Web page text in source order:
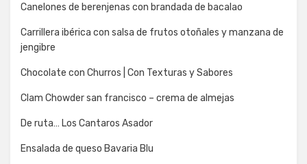
Canelones de berenjenas con brandada de bacalao
Carrillera ibérica con salsa de frutos otoñales y manzana de
jengibre
Chocolate con Churros | Con Texturas y Sabores
Clam Chowder san francisco – crema de almejas
De ruta… Los Cantaros Asador
Ensalada de queso Bavaria Blu